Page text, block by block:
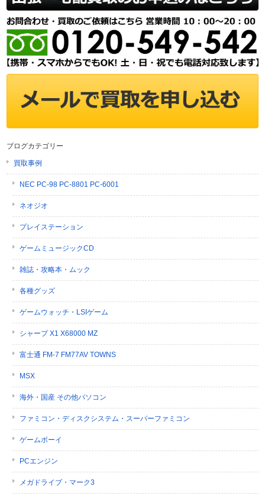
ブログカテゴリー
買取事例
NEC PC-98 PC-8801 PC-6001
ネオジオ
プレイステーション
ゲームミュージックCD
雑誌・攻略本・ムック
各種グッズ
ゲームウォッチ・LSIゲーム
シャープ X1 X68000 MZ
富士通 FM-7 FM77AV TOWNS
MSX
海外・国産 その他パソコン
ファミコン・ディスクシステム・スーパーファミコン
ゲームボーイ
PCエンジン
メガドライブ・マーク3